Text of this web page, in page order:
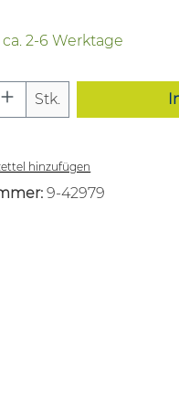
2-6 Werktage
Anzahl: Gib
Stk.
hinzufügen
9-42979